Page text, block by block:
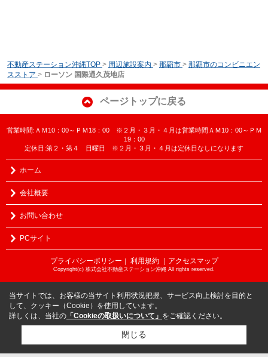
不動産ステーション沖縄TOP > 周辺施設案内 > 那覇市 > 那覇市のコンビニエン
スストア > ローソン 国際通久茂地店
ページトップに戻る
営業時間:ＡＭ10：00～ＰＭ18：00 ※２月・３月・４月は営業時間ＡＭ10：00～ＰＭ
19：00
定休日:第２・第４ 日曜日 ※２月・３月・４月は定休日なしになります
ホーム
会社概要
お問い合わせ
PCサイト
プライバシーポリシー ｜ 利用規約 ｜アクセスマップ
Copyright(c) 株式会社不動産ステーション沖縄 All rights reserved.
当サイトでは、お客様の当サイト利用状況把握、サービス向上検討を目的と
して、クッキー（Cookie）を使用しています。
詳しくは、当社の 「Cookieの取扱いについて」 をご確認ください。
閉じる